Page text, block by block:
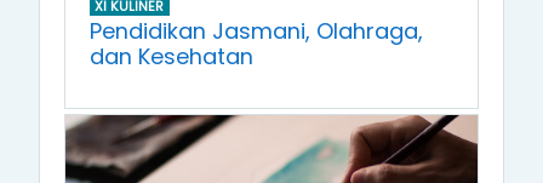
XI KULINER
Pendidikan Jasmani, Olahraga,
dan Kesehatan